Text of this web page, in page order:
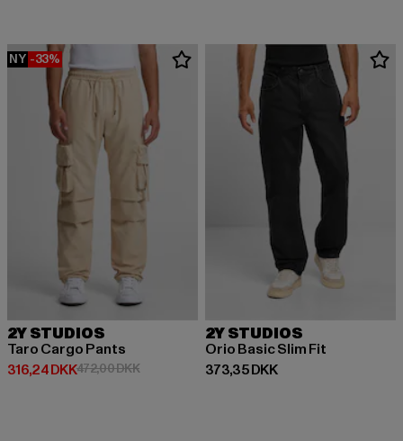
NY -33%
2Y STUDIOS
Taro Cargo Pants
316,24 DKK
Nuværende pris: 316,24 DKK
472,00 DKKKampagnepris: 472,00 DKK
2Y STUDIOS
Orio Basic Slim Fit
373,35 DKK
Nuværende pris: 373,35 DKK